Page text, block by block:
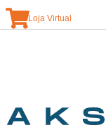
Loja Virtual